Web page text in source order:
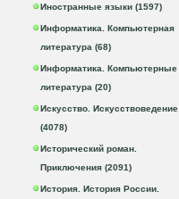
Иностранные языки (1597)
Информатика. Компьютерная
литература (68)
Информатика. Компьютерные
литература (20)
Искусство. Искусствоведение
(4078)
Исторический роман.
Приключения (2091)
История. История России.